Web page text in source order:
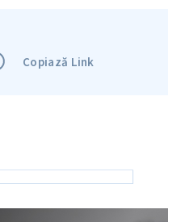
Copiază Link